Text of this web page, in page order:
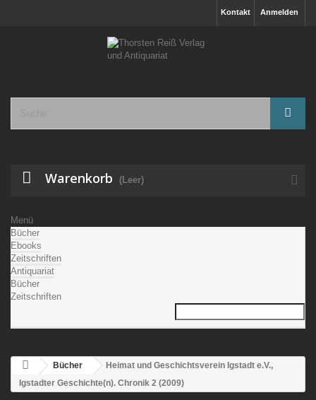
Anmelden
Kontakt
Warenkorb (Leer)
Menü
Bücher
Ebooks
Zeitschriften
Antiquariat
Bücher
Zeitschriften
Bücher
Heimat und Geschichtsverein Igstadt e.V.,
Igstadter Geschichte(n). Chronik 2 (2009)